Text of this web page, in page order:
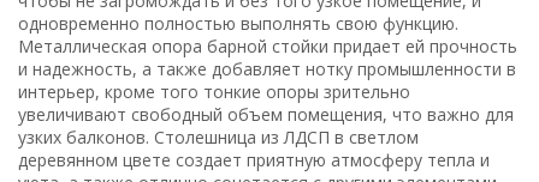
одновременно полностью выполнять свою функцию.
Металлическая опора барной стойки придает ей прочность
и надежность, а также добавляет нотку промышленности в
интерьер, кроме того тонкие опоры зрительно
увеличивают свободный объем помещения, что важно для
узких балконов. Столешница из ЛДСП в светлом
деревянном цвете создает приятную атмосферу тепла и